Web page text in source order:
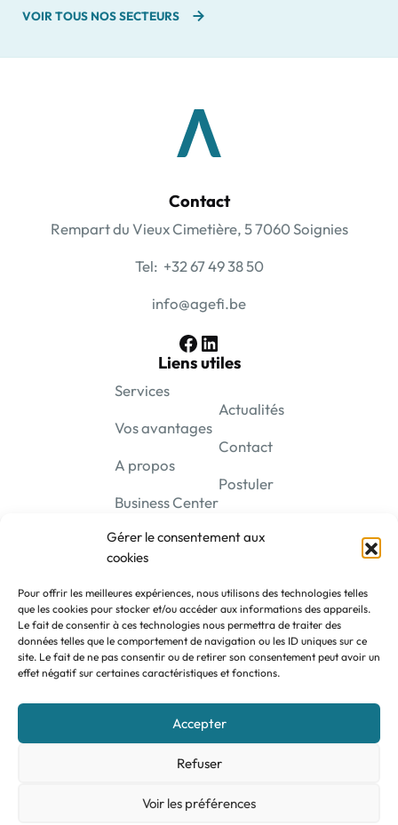
Gérer le consentement aux
cookies
Pour offrir les meilleures expériences, nous utilisons des technologies telles
que les cookies pour stocker et/ou accéder aux informations des appareils.
Le fait de consentir à ces technologies nous permettra de traiter des
données telles que le comportement de navigation ou les ID uniques sur ce
site. Le fait de ne pas consentir ou de retirer son consentement peut avoir un
effet négatif sur certaines caractéristiques et fonctions.
Accepter
Refuser
Voir les préférences
VOIR TOUS NOS SECTEURS
Contact
Rempart du Vieux Cimetière, 5 7060 Soignies
Tel: +32 67 49 38 50
info@agefi.be
Facebook LinkedIn
Liens utiles
Services
Vos avantages
A propos
Business Center
Actualités
Contact
Postuler
Se connecter
—RGPD